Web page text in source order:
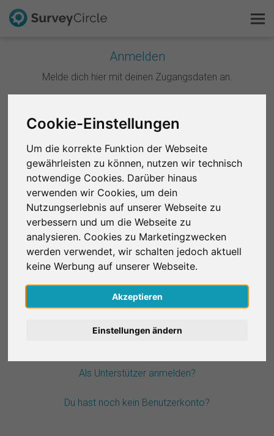
Cookie-Einstellungen
Um die korrekte Funktion der Webseite
gewährleisten zu können, nutzen wir technisch
notwendige Cookies. Darüber hinaus
verwenden wir Cookies, um dein
Nutzungserlebnis auf unserer Webseite zu
verbessern und um die Webseite zu
analysieren. Cookies zu Marketingzwecken
werden verwendet, wir schalten jedoch aktuell
keine Werbung auf unserer Webseite.
Akzeptieren
Einstellungen ändern
Anmelden
Melde dich hier mit deinen Zugangsdaten an.
Weiter mit Google
Weiter mit Facebook
ODER
E-Mail
Passwort*
Passwort vergessen?
Als Unterstützer anmelden?
Du hast noch kein Benutzerkonto?
Das ist SurveyCircle
FAQ
Kostenlos registrieren
Anmelden
Nederlands